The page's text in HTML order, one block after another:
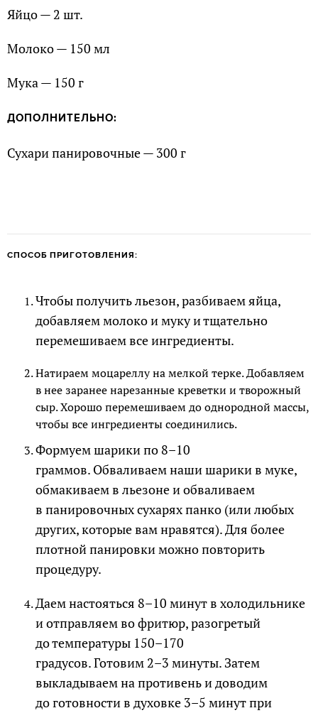
Яйцо — 2 шт.
Молоко — 150 мл
Мука — 150 г
ДОПОЛНИТЕЛЬНО:
Сухари панировочные — 300 г
СПОСОБ ПРИГОТОВЛЕНИЯ:
Чтобы получить льезон, разбиваем яйца,
добавляем молоко и муку и тщательно
перемешиваем все ингредиенты.
Натираем моцареллу на мелкой терке. Добавляем
в нее заранее нарезанные креветки и творожный
сыр. Хорошо перемешиваем до однородной массы,
чтобы все ингредиенты соединились.
Формуем шарики по 8–10
граммов. Обваливаем наши шарики в муке,
обмакиваем в льезоне и обваливаем
в панировочных сухарях панко (или любых
других, которые вам нравятся). Для более
плотной панировки можно повторить
процедуру.
Даем настояться 8–10 минут в холодильнике
и отправляем во фритюр, разогретый
до температуры 150–170
градусов. Готовим 2–3 минуты. Затем
выкладываем на противень и доводим
до готовности в духовке 3–5 минут при